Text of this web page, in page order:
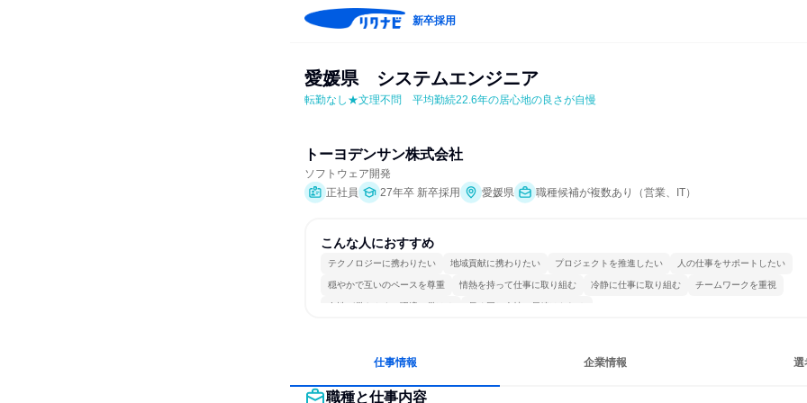
新卒採用
愛媛県　システムエンジニア
転勤なし★文理不問　平均勤続22.6年の居心地の良さが自慢
トーヨデンサン株式会社
ソフトウェア開発
正社員
27年卒 新卒採用 愛媛県 職種候補が複数あり（営業、IT）
こんな人におすすめ
テクノロジーに携わりたい 地域貢献に携わりたい プロジェクトを推進したい 人の仕事をサポートしたい
穏やかで互いのペースを尊重 情熱を持って仕事に取り組む 冷静に仕事に取り組む チームワークを重視
女性が働きやすい環境で働ける 長く同じ会社に居続けられる
仕事情報 企業情報 選
職種と仕事内容